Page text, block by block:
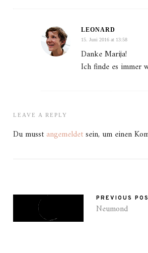
LEONARD
15. Juni 2016 at 13:58
Danke Marija!
Ich finde es immer
LEAVE A REPLY
Du musst angemeldetsein, um einen
PREVIOUS
Neumond